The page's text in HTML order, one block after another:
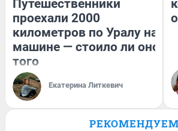
Путешественники
проехали 2000
километров по Уралу на
машине — стоило ли оно
того
Екатерина Литкевич
РЕКОМЕНДУЕМ